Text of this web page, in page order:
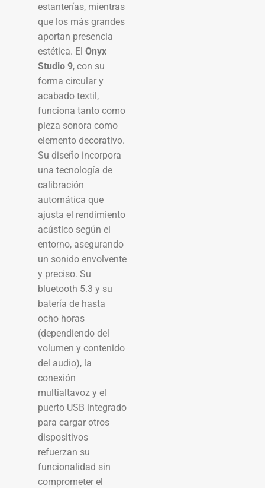
estanterías, mientras
que los más grandes
aportan presencia
estética. El Onyx
Studio 9, con su
forma circular y
acabado textil,
funciona tanto como
pieza sonora como
elemento decorativo.
Su diseño incorpora
una tecnología de
calibración
automática que
ajusta el rendimiento
acústico según el
entorno, asegurando
un sonido envolvente
y preciso. Su
bluetooth 5.3 y su
batería de hasta
ocho horas
(dependiendo del
volumen y contenido
del audio), la
conexión
multialtavoz y el
puerto USB integrado
para cargar otros
dispositivos
refuerzan su
funcionalidad sin
comprometer el